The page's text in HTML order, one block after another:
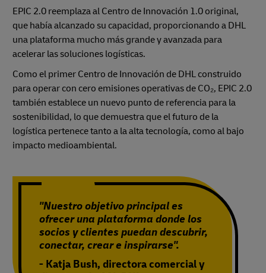
EPIC 2.0 reemplaza al Centro de Innovación 1.0 original,
que había alcanzado su capacidad, proporcionando a DHL
una plataforma mucho más grande y avanzada para
acelerar las soluciones logísticas.
Como el primer Centro de Innovación de DHL construido
para operar con cero emisiones operativas de CO₂, EPIC 2.0
también establece un nuevo punto de referencia para la
sostenibilidad, lo que demuestra que el futuro de la
logística pertenece tanto a la alta tecnología, como al bajo
impacto medioambiental.
"Nuestro objetivo principal es
ofrecer una plataforma donde los
socios y clientes puedan descubrir,
conectar, crear e inspirarse".
- Katja Bush, directora comercial y